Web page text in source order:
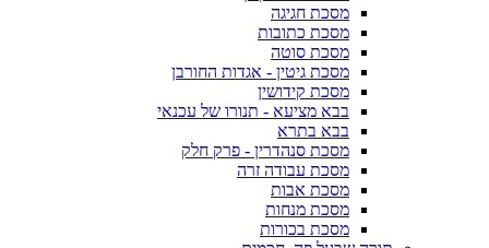
מסכת חגיגה
מסכת כתובות
מסכת סוטה
מסכת גיטין - אגדות החורבן
מסכת קידושין
בבא מציעא - תנורו של עכנאי
בבא בתרא
מסכת סנהדרין - פרק חלק
מסכת עבודה זרה
מסכת אבות
מסכת מנחות
מסכת בכורות